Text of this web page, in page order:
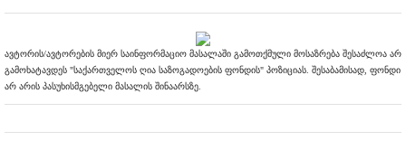
ავტორის/ავტორების მიერ საინფორმაციო მასალაში გამოთქმული მოსაზრება შესაძლოა არ
გამოხატავდეს "საქართველოს ღია საზოგადოების ფონდის" პოზიციას. შესაბამისად, ფონდი
არ არის პასუხისმგებელი მასალის შინაარსზე.